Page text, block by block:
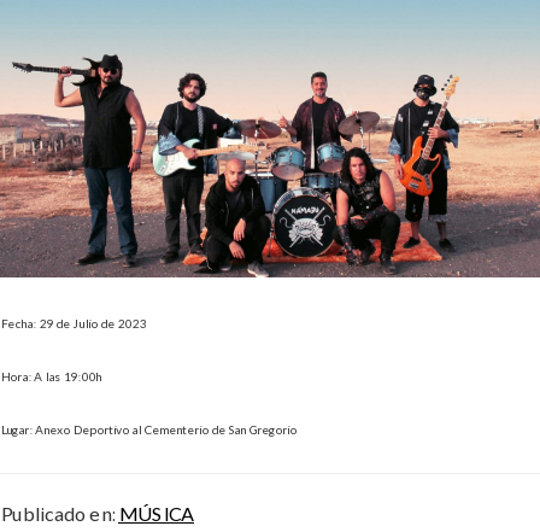
Fecha: 29 de Julio de 2023
Hora: A las 19:00h
Lugar: Anexo Deportivo al Cementerio de San Gregorio
Publicado en: MÚSICA